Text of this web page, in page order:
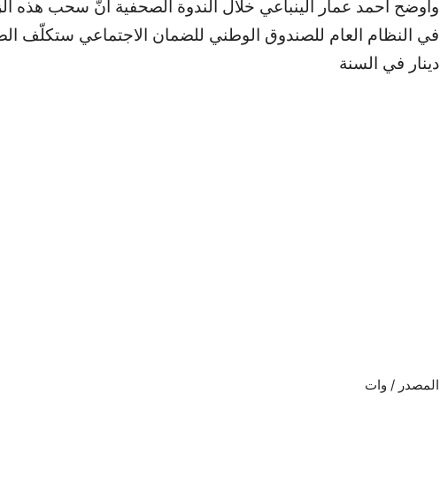
وأوضح أحمد عمار الينباعي خلال الندوة الصحفية أنّ سحب هذه
دينار في السنة
المصدر / وات